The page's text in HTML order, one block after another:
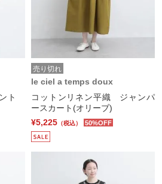
ント
売り切れ
le ciel a temps doux
コットンリネン平織 ジャンパ
ースカート(オリーブ)
¥5,225 （税込） 50%OFF